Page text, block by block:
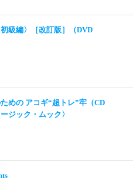
級編〉［改訂版］（DVD
めの アコギ“超トレ”牢（CD
ジック・ムック〉